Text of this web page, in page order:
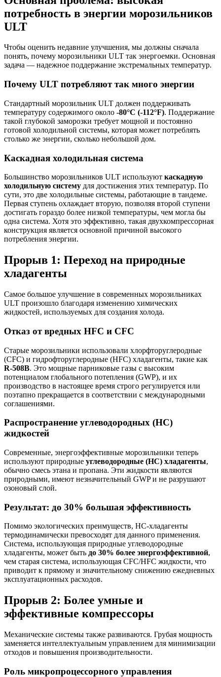
потребность в энергии морозильников
ULT
Чтобы оценить недавние улучшения, мы должны сначала
понять, почему морозильники ULT так энергоемки. Основная
задача — надежное поддержание экстремальных температур.
Почему ULT потребляют так много энергии
Стандартный морозильник ULT должен поддерживать
температуру содержимого около -80°C (-112°F). Поддержание
такой глубокой заморозки требует мощной и постоянно
готовой холодильной системы, которая может потреблять
столько же энергии, сколько небольшой дом.
Каскадная холодильная система
Большинство морозильников ULT используют каскадную
холодильную систему для достижения этих температур. По
сути, это две холодильные системы, работающие в тандеме.
Первая ступень охлаждает вторую, позволяя второй ступени
достигать гораздо более низкой температуры, чем могла бы
одна система. Хотя это эффективно, такая двухкомпрессорная
конструкция является основной причиной высокого
потребления энергии.
Прорыв 1: Переход на природные
хладагенты
Самое большое улучшение в современных морозильниках
ULT произошло благодаря изменению химических
жидкостей, используемых для создания холода.
Отказ от вредных HFC и CFC
Старые морозильники использовали хлорфторуглеродные
(CFC) и гидрофторуглеродные (HFC) хладагенты, такие как
R-508B. Это мощные парниковые газы с высоким
потенциалом глобального потепления (GWP), и их
производство в настоящее время строго регулируется или
поэтапно прекращается в соответствии с международными
соглашениями.
Распространение углеводородных (HC)
жидкостей
Современные, энергоэффективные морозильники теперь
используют природные углеводородные (HC) хладагенты,
обычно смесь этана и пропана. Эти жидкости являются
природными, имеют незначительный GWP и не разрушают
озоновый слой.
Результат: до 30% большая эффективность
Помимо экологических преимуществ, HC-хладагенты
термодинамически превосходят для данного применения.
Система, использующая природные углеводородные
хладагенты, может быть до 30% более энергоэффективной,
чем старая система, использующая CFC/HFC жидкости, что
приводит к прямому и значительному снижению ежедневных
эксплуатационных расходов.
Прорыв 2: Более умные и
эффективные компрессоры
Механические системы также развиваются. Грубая мощность
заменяется интеллектуальным управлением для минимизации
отходов и повышения производительности.
Роль микропроцессорного управления